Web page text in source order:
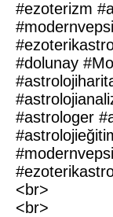
#ezoterizm​​​​
#dolunay
#astrologer
<br>
<br>